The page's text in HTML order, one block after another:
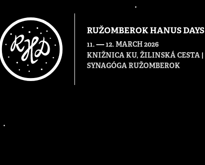
RUŽOMBEROK HANUS DAYS
11. — 12. MARCH 2026
KNIŽNICA KU, ŽILINSKÁ CESTA |
SYNAGÓGA RUŽOMBEROK